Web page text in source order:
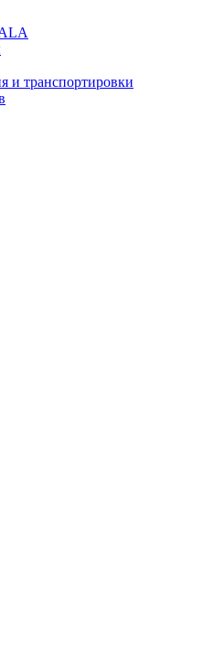
и транспортировки